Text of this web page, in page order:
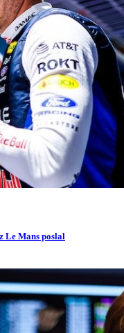
Le Mans poslal